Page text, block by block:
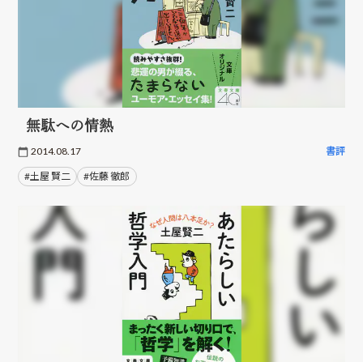
無駄への情熱
2014.08.17 書評
#土屋 賢二 #佐藤 徹郎